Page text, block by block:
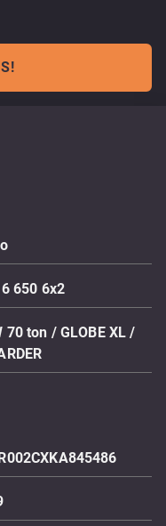
650 6x2
70 ton / GLOBE XL /